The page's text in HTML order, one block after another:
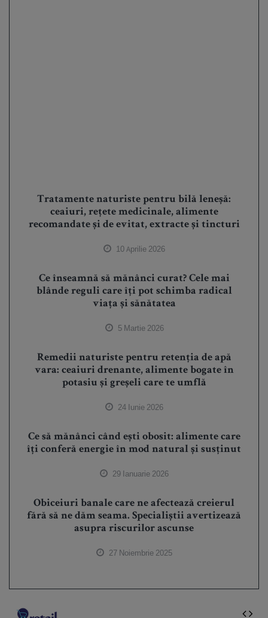
Tratamente naturiste pentru bilă leneșă:
ceaiuri, rețete medicinale, alimente
recomandate și de evitat, extracte și tincturi
10 Aprilie 2026
Ce înseamnă să mănânci curat? Cele mai
blânde reguli care îți pot schimba radical
viața și sănătatea
5 Martie 2026
Remedii naturiste pentru retenția de apă
vara: ceaiuri drenante, alimente bogate în
potasiu și greșeli care te umflă
24 Iunie 2026
Ce să mănânci când ești obosit: alimente care
îți conferă energie în mod natural și susținut
29 Ianuarie 2026
Obiceiuri banale care ne afectează creierul
fără să ne dăm seama. Specialiștii avertizează
asupra riscurilor ascunse
27 Noiembrie 2025